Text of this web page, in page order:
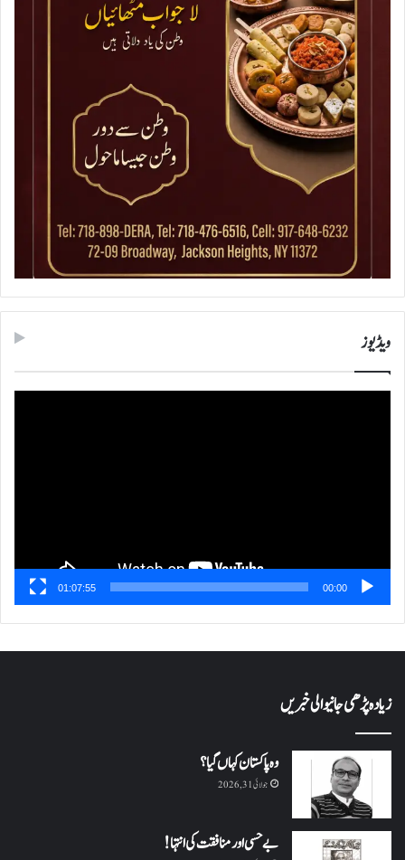
ویڈیوز
00:00
01:07:55
زیادہ پڑھی جانیوالی خبریں
وہ پاکستان کہاں گیا؟
جولائی 31, 2026
بے حسی اور منافقت کی انتہا !